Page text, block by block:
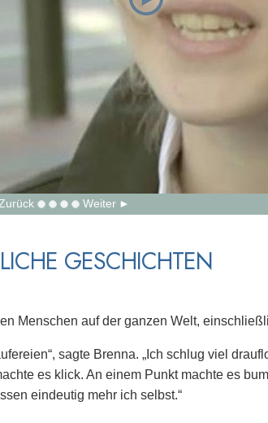
Zurück Weiter
GESCHICHTEN
Menschen auf der ganzen Welt,
sagte Brenna. „Ich schlug viel
es klick. An einem Punkt machte es
eindeutig mehr ich selbst.“